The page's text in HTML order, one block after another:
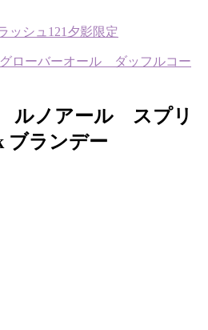
シュ121夕影限定
グローバーオール ダッフルコー
ノアール スプリ
ランデー